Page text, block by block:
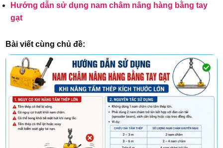
Hướng dẫn sử dụng nam châm nâng hàng bằng tay
gạt
Bài viết cùng chủ đề: